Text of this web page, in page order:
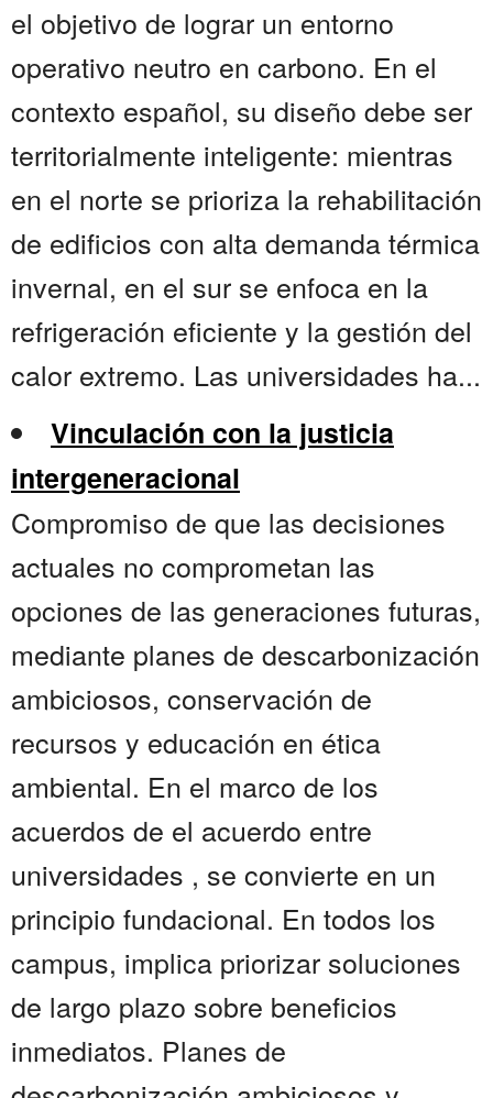
el objetivo de lograr un entorno
operativo neutro en carbono. En el
contexto español, su diseño debe ser
territorialmente inteligente: mientras
en el norte se prioriza la rehabilitación
de edificios con alta demanda térmica
invernal, en el sur se enfoca en la
refrigeración eficiente y la gestión del
calor extremo. Las universidades ha...
Vinculación con la justicia
intergeneracional
Compromiso de que las decisiones
actuales no comprometan las
opciones de las generaciones futuras,
mediante planes de descarbonización
ambiciosos, conservación de
recursos y educación en ética
ambiental. En el marco de los
acuerdos de el acuerdo entre
universidades , se convierte en un
principio fundacional. En todos los
campus, implica priorizar soluciones
de largo plazo sobre beneficios
inmediatos. Planes de